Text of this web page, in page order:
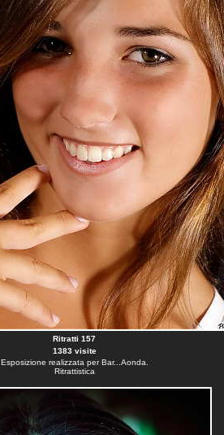
Ritratti 157
1383 visite
Esposizione realizzata per Bar...Aonda.
Ritrattistica